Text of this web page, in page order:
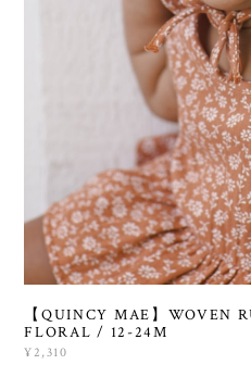
【QUINCY MAE】WOVEN
FLORAL / 12-24M
¥2,310